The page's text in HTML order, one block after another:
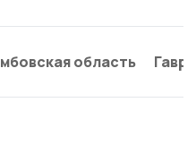
область